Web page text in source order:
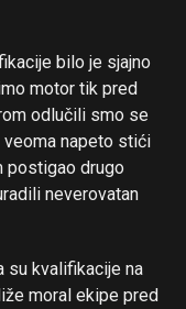
bilo je sjajno
motor tik pred
odlučili smo se
napeto stići
postigao drugo
neverovatan
su kvalifikacije na
moral ekipe pred